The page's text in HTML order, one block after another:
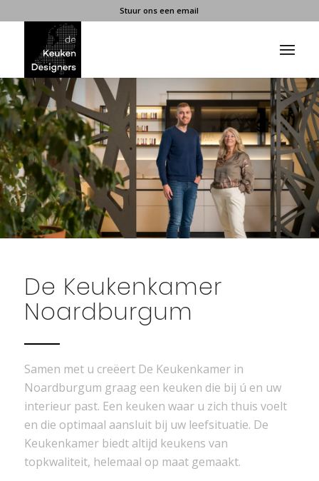
Stuur ons een email
De Keukenkamer
Noardburgum
Samen met u creëert De Keukenkamer in
Noardburgum graag een keuken die bij ú en uw
interieur past. Een keuken waar u zich thuis voelt
en die optimaal aansluit bij uw leefsituatie. De
Keukenkamer biedt altijd keukens van
topkwaliteit, helemaal op maat gemaakt.